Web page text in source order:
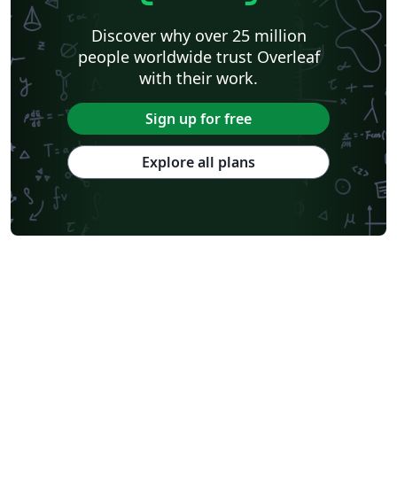
Discover why over 25 million
people worldwide trust Overleaf
with their work.
Sign up for free
Explore all plans